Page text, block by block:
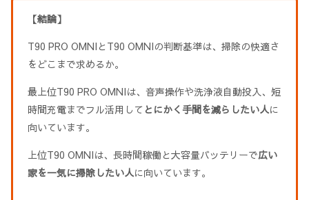
【結論】
T90 PRO OMNIとT90 OMNIの判断基準は、掃除の快適さ
をどこまで求めるか。
最上位T90 PRO OMNIは、音声操作や洗浄液自動投入、短
時間充電までフル活用して とにかく手間を減らしたい人に
向いています。
上位T90 OMNIは、長時間稼働と大容量バッテリーで広い
家を一気に掃除したい人に向いています。